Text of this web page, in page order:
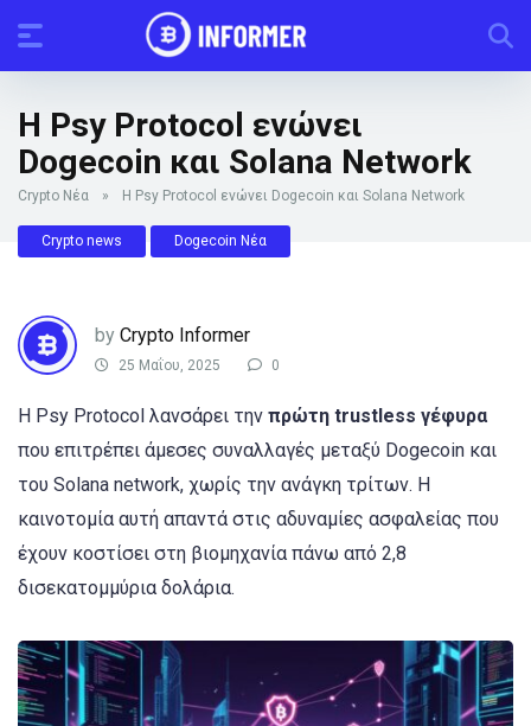
Η Psy Protocol ενώνει
Dogecoin και Solana Network
Crypto Νέα » Η Psy Protocol ενώνει Dogecoin και Solana Network
Crypto news Dogecoin Νέα
by Crypto Informer
25 Μαΐου, 2025 0
Η Psy Protocol λανσάρει την πρώτη trustless γέφυρα
που επιτρέπει άμεσες συναλλαγές μεταξύ Dogecoin και
του Solana network, χωρίς την ανάγκη τρίτων. Η
καινοτομία αυτή απαντά στις αδυναμίες ασφαλείας που
έχουν κοστίσει στη βιομηχανία πάνω από 2,8
δισεκατομμύρια δολάρια.